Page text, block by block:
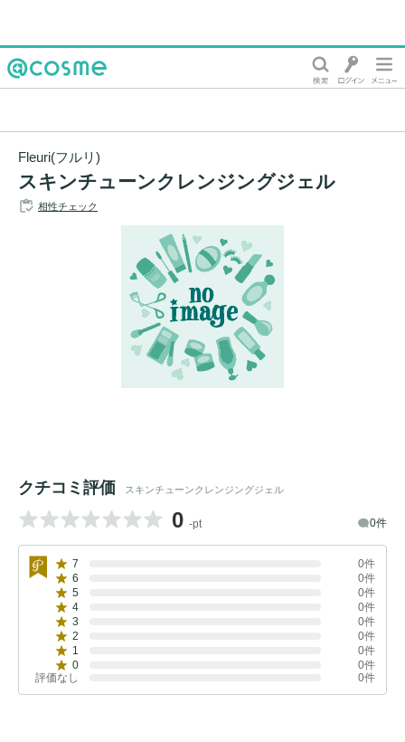
Fleuri(フルリ)
スキンチューンクレンジングジェル
相性チェック
クチコミ評価 スキンチューンクレンジングジェル
0 -pt 0件
7
0件
6
0件
5
0件
4
0件
3
0件
2
0件
1
0件
0
0件
評価なし
0件